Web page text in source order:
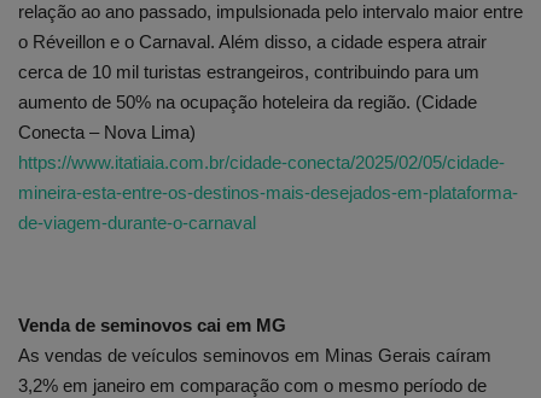
relação ao ano passado, impulsionada pelo intervalo maior entre
o Réveillon e o Carnaval. Além disso, a cidade espera atrair
cerca de 10 mil turistas estrangeiros, contribuindo para um
aumento de 50% na ocupação hoteleira da região. (Cidade
Conecta – Nova Lima)
https://www.itatiaia.com.br/cidade-conecta/2025/02/05/cidade-
mineira-esta-entre-os-destinos-mais-desejados-em-plataforma-
de-viagem-durante-o-carnaval
Venda de seminovos cai em MG
As vendas de veículos seminovos em Minas Gerais caíram
3,2% em janeiro em comparação com o mesmo período de